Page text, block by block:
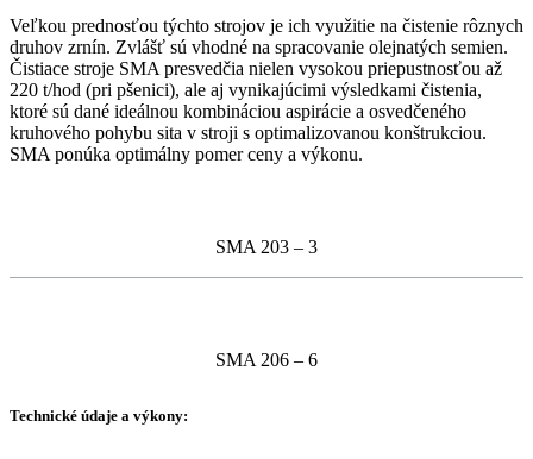
Veľkou prednosťou týchto strojov je ich využitie na čistenie rôznych
druhov zrnín. Zvlášť sú vhodné na spracovanie olejnatých semien.
Čistiace stroje SMA presvedčia nielen vysokou priepustnosťou až
220 t/hod (pri pšenici), ale aj vynikajúcimi výsledkami čistenia,
ktoré sú dané ideálnou kombináciou aspirácie a osvedčeného
kruhového pohybu sita v stroji s optimalizovanou konštrukciou.
SMA ponúka optimálny pomer ceny a výkonu.
SMA 203 – 3
SMA 206 – 6
Technické údaje a výkony: